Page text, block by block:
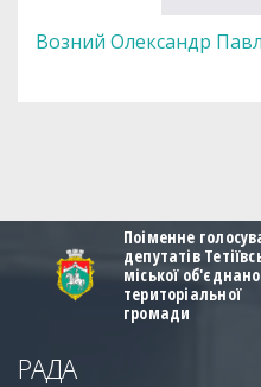
Возний Олександр
Поіменне
депутатів
міської
територіальної
громади
РАДА